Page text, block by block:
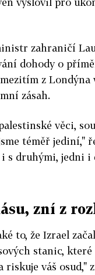
zahraničí
dohody o
z Londýna
zásah.
věci,
téměř jediní,"
i s druhými, jedni i
zní z
to, že Izrael
stanic, které
riskuje váš osud,"